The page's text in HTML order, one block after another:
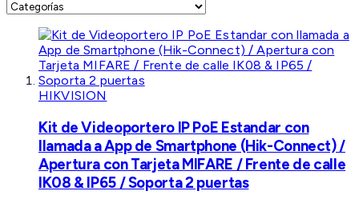
HIKVISION
Kit de Videoportero IP PoE Estandar con
llamada a App de Smartphone (Hik-Connect) /
Apertura con Tarjeta MIFARE / Frente de calle
IK08 & IP65 / Soporta 2 puertas